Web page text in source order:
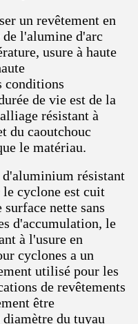
un revêtement en
l'alumine d'arc
usure à haute
conditions
de vie est de la
résistant à
du caoutchouc
le matériau.
d'aluminium résistant
cyclone est cuit
nette sans
d'accumulation, le
à l'usure en
cyclones a un
utilisé pour les
de revêtements
être
du tuyau